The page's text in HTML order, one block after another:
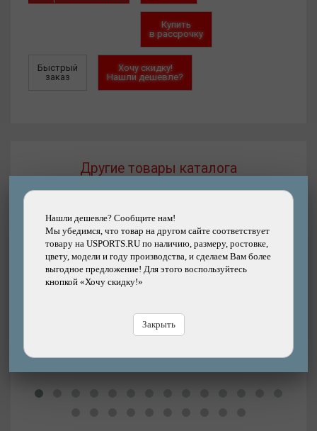
Нашли дешевле? Сообщите нам!
Мы убедимся, что товар на другом сайте соответствует
товару на USPORTS.RU по наличию, размеру, ростовке,
цвету, модели и году производства, и сделаем Вам более
выгодное предложение! Для этого воспользуйтесь
кнопкой «Хочу скидку!»
Закрыть
Купить
в рассрочку
Быстрый
заказ
Хочу скидку!
Нашли дешевле?
Другие товары каталога
Подробнее
Ручки на руль (грипсы) VELO полиуретан, 400
мм, с заглушками
Бренд: VELO